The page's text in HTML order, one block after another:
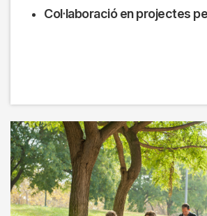
Col·laboració en projectes